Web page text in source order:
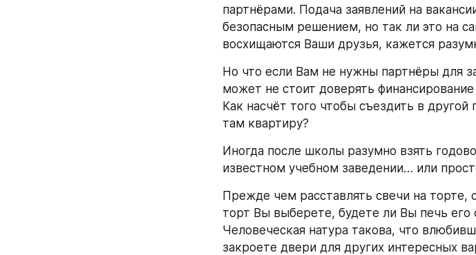
партнёрами. Подача заявлений на
безопасным решением, но так ли это на
восхищаются Ваши друзья, кажется
Но что если Вам не нужны партнёры для
может не стоит доверять
Как насчёт того чтобы съездить в
там квартиру?
Иногда после школы разумно взять
известном учебном заведении… или
Прежде чем расставлять свечи на торте,
торт Вы выберете, будете ли Вы печь
Человеческая натура такова, что
закроете двери для других интересных